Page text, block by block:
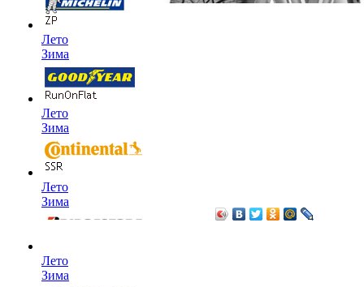
Лето
Зима
Лето
Зима
Лето
Зима
Лето
Зима